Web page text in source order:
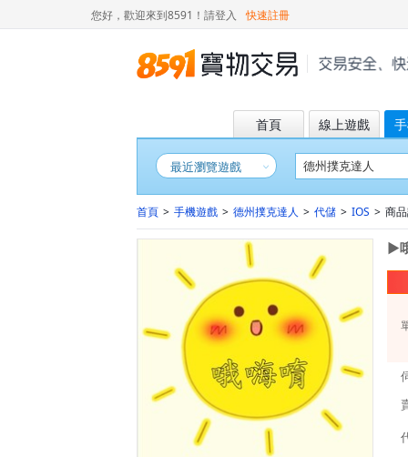
您好，歡迎來到8591！ 請登入 快速註冊
首頁 線上遊戲
最近瀏覽遊戲
首頁 > 手機遊戲 > 德州撲克達人 > 代儲 > IOS > 商
►